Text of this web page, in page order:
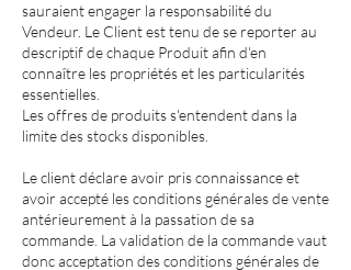
sauraient engager la responsabilité du
Vendeur. Le Client est tenu de se reporter au
descriptif de chaque Produit afin d'en
connaître les propriétés et les particularités
essentielles.
Les offres de produits s'entendent dans la
limite des stocks disponibles.
Le client déclare avoir pris connaissance et
avoir accepté les conditions générales de vente
antérieurement à la passation de sa
commande. La validation de la commande vaut
donc acceptation des conditions générales de